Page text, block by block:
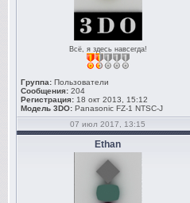
Всё, я здесь навсегда!
Группа: Пользователи
Сообщения: 204
Регистрация: 18 окт 2013, 15:12
Модель 3DO: Panasonic FZ-1 NTSC-J
07 июл 2017, 13:15
Ethan